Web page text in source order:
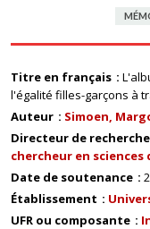
Titre en français
l'égalité filles-garçons à
Auteur
Simoen,
Directeur de recherche
chercheur en
Date de soutenance
Établissement
UFR ou composante